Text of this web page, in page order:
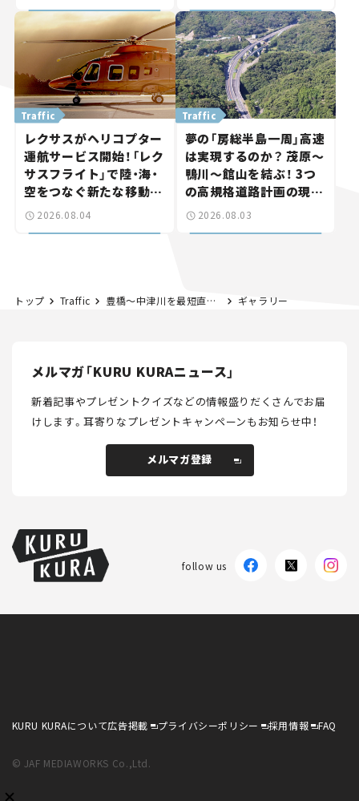
道路計画】
レクサスがヘリコプター
運航サービス開始！「レク
サスフライト」で陸・海・
空をつなぐ新たな移動体
験とは
Traffic
2026.08.04
夢の「房総半島一周」高速
は実現するのか？ 茂原～
鴨川～館山を結ぶ！ 3つ
の高規格道路計画の現
状。「館山鴨川道路」で検
Traffic
2026.08.03
トップ Traffic 豊橋～中津川を最短直結！「三河東美濃連絡道路」構想とは。リニアで動く新南北ルートの現在【いま気になる道路計画】 ギャラリー
メルマガ「KURU KURAニュース」
新着記事やプレゼントクイズなどの情報盛りだくさんでお届
けします。耳寄りなプレゼントキャンペーンもお知らせ中！
メルマガ登録
follow us
KURU KURAについて広告掲載 プライバシーポリシー 採用情報 FAQ
© JAF MEDIAWORKS Co.,Ltd.